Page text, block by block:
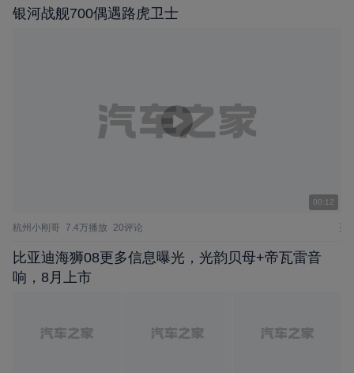
银河战舰700偶遇路虎卫士
00:12
杭州小刚哥 7.4万播放 20评论
比亚迪海狮08更多信息曝光，光韵贝母+帝瓦雷音
响，8月上市